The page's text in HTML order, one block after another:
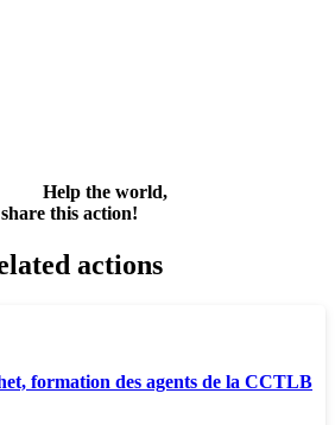
Help the world,
share this action!
actions
formation des agents de la CCTLB